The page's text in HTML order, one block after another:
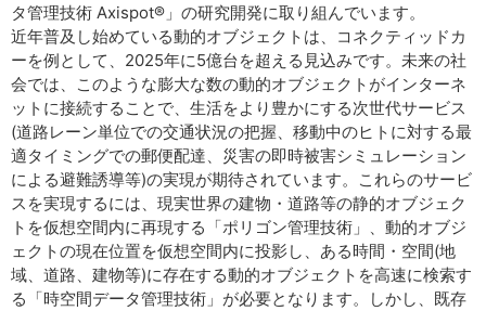
タ管理技術 Axispot®」の研究開発に取り組んでいます。
近年普及し始めている動的オブジェクトは、コネクティッドカ
ーを例として、2025年に5億台を超える見込みです。未来の社
会では、このような膨大な数の動的オブジェクトがインターネ
ットに接続することで、生活をより豊かにする次世代サービス
(道路レーン単位での交通状況の把握、移動中のヒトに対する最
適タイミングでの郵便配達、災害の即時被害シミュレーション
による避難誘導等)の実現が期待されています。これらのサービ
スを実現するには、現実世界の建物・道路等の静的オブジェク
トを仮想空間内に再現する「ポリゴン管理技術」、動的オブジ
ェクトの現在位置を仮想空間内に投影し、ある時間・空間(地
域、道路、建物等)に存在する動的オブジェクトを高速に検索す
る「時空間データ管理技術」が必要となります。しかし、既存